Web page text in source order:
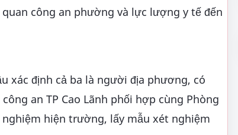
công an phường và lực lượng y tế đến
xác định cả ba là người địa phương, có
an TP Cao Lãnh phối hợp cùng Phòng
hiện trường, lấy mẫu xét nghiệm